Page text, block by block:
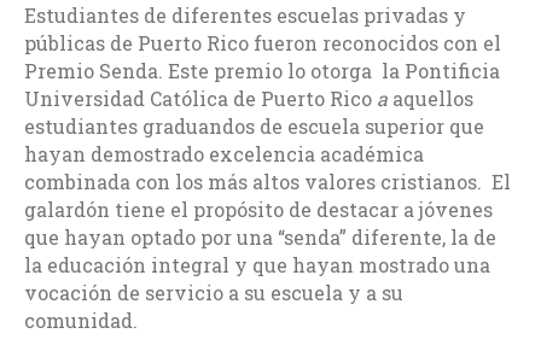
Estudiantes de diferentes escuelas privadas y
públicas de Puerto Rico fueron reconocidos con el
Premio Senda. Este premio lo otorga la Pontificia
Universidad Católica de Puerto Rico a aquellos
estudiantes graduandos de escuela superior que
hayan demostrado excelencia académica
combinada con los más altos valores cristianos. El
galardón tiene el propósito de destacar a jóvenes
que hayan optado por una “senda” diferente, la de
la educación integral y que hayan mostrado una
vocación de servicio a su escuela y a su
comunidad.